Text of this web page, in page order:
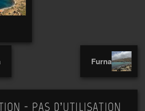
Furna
- PAS D’UTILISATION